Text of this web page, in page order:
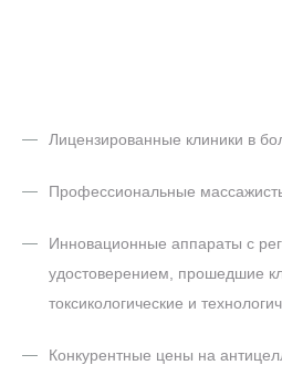
Лицензированные клиники в
Профессиональные
Инновационные аппараты с
удостоверением, прошедшие
токсикологические и
Конкурентные цены на